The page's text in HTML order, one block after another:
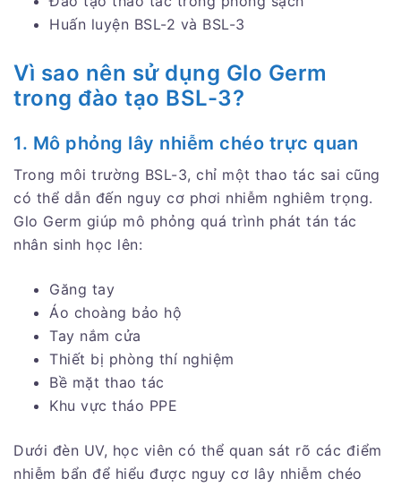
Huấn luyện BSL-2 và BSL-3
Vì sao nên sử dụng Glo Germ
trong đào tạo BSL-3?
1. Mô phỏng lây nhiễm chéo trực quan
Trong môi trường BSL-3, chỉ một thao tác sai cũng
có thể dẫn đến nguy cơ phơi nhiễm nghiêm trọng.
Glo Germ giúp mô phỏng quá trình phát tán tác
nhân sinh học lên:
Găng tay
Áo choàng bảo hộ
Tay nắm cửa
Thiết bị phòng thí nghiệm
Bề mặt thao tác
Khu vực tháo PPE
Dưới đèn UV, học viên có thể quan sát rõ các điểm
nhiễm bẩn để hiểu được nguy cơ lây nhiễm chéo